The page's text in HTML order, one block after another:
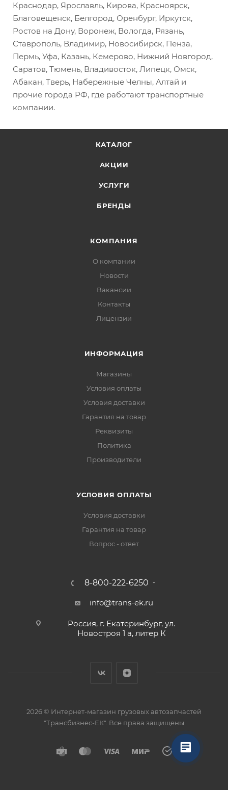
Краснодар, Ярославль, Кирова, Красноярск,
Благовещенск, Белгород, Оренбург, Иркутск,
Ростов на Дону, Воронеж, Вологда, Рязань,
Ставрополь, Владимир, Новосибирск, Пенза,
Пермь, Уфа, Казань, Кемерово, Нижний Новгород,
Саратов, Тюмень, Владивосток, Липецк, Омск,
Абакан, Тверь, Набережные Челны, Алтай и
прочие города РФ, где работают транспортные
компании.
КАТАЛОГ
АКЦИИ
УСЛУГИ
БРЕНДЫ
КОМПАНИЯ
О компании
Новости
Вакансии
Контакты
Лицензии
ИНФОРМАЦИЯ
Магазины
Условия оплаты
Условия доставки
Гарантия на товар
Реквизиты
Политика
Производители
УСЛОВИЯ ОПЛАТЫ
Условия доставки
Гарантия на товар
Вопрос - ответ
8-800-222-6250
info@trans-ek.ru
Россия, г. Екатеринбург, ул.
Новостроя 1 а, литер К
2026 © Интернет-магазин грузовых автозапчастей
"Трансбизнес-ЕК" . Все права защищены